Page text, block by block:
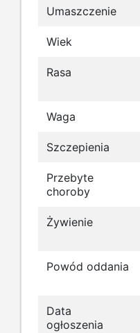
Umaszczenie
Wiek
Rasa
Waga
Szczepienia
Przebyte
choroby
Żywienie
Powód oddania
Data
ogłoszenia